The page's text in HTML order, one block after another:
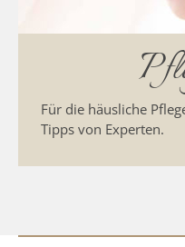
Für die häusliche
Tipps von Experten.